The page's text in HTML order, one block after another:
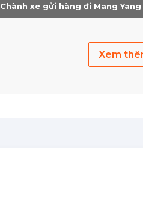
Chành xe gửi hàng đi Mang Yang
Xem